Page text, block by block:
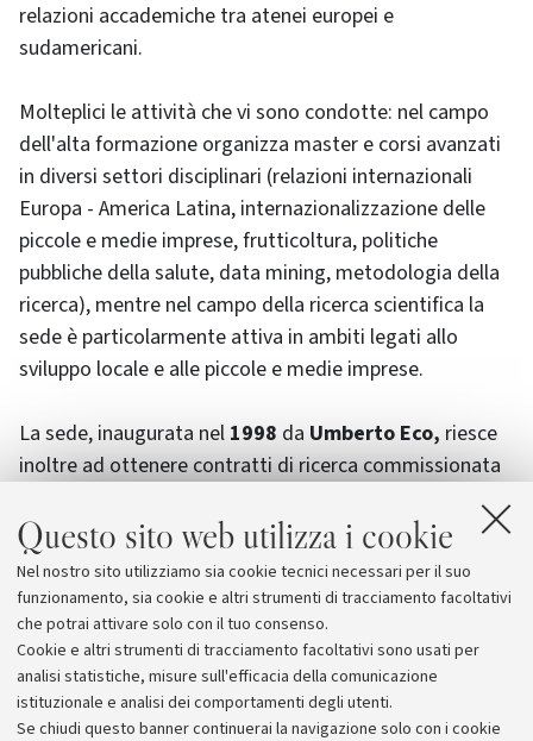
Questo sito web utilizza i cookie
Nel nostro sito utilizziamo sia cookie tecnici necessari per il suo
funzionamento, sia cookie e altri strumenti di tracciamento facoltativi
che potrai attivare solo con il tuo consenso.
Cookie e altri strumenti di tracciamento facoltativi sono usati per
analisi statistiche, misure sull'efficacia della comunicazione
istituzionale e analisi dei comportamenti degli utenti.
Se chiudi questo banner continuerai la navigazione solo con i cookie
relazioni accademiche tra atenei europei e
sudamericani.
Molteplici le attività che vi sono condotte: nel campo
dell'alta formazione organizza master e corsi avanzati
in diversi settori disciplinari (relazioni internazionali
Europa - America Latina, internazionalizzazione delle
piccole e medie imprese, frutticoltura, politiche
pubbliche della salute, data mining, metodologia della
ricerca), mentre nel campo della ricerca scientifica la
sede è particolarmente attiva in ambiti legati allo
sviluppo locale e alle piccole e medie imprese.
La sede, inaugurata nel 1998 da Umberto Eco, riesce
inoltre ad ottenere contratti di ricerca commissionata
Presso la sede studiano290 studenti l’anno, di cui
180 iscritti ai master e 110 ai corsi di formazione
superiore.